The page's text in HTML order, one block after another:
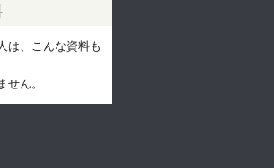
は、こんな資料も
せん。